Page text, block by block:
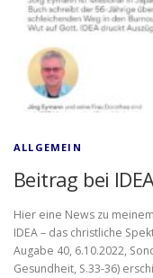
ALLGEMEIN
Beitrag bei
Hier eine News zu
IDEA – das christliche
Augabe 40, 6.10.2022,
Gesundheit, S.33-36)